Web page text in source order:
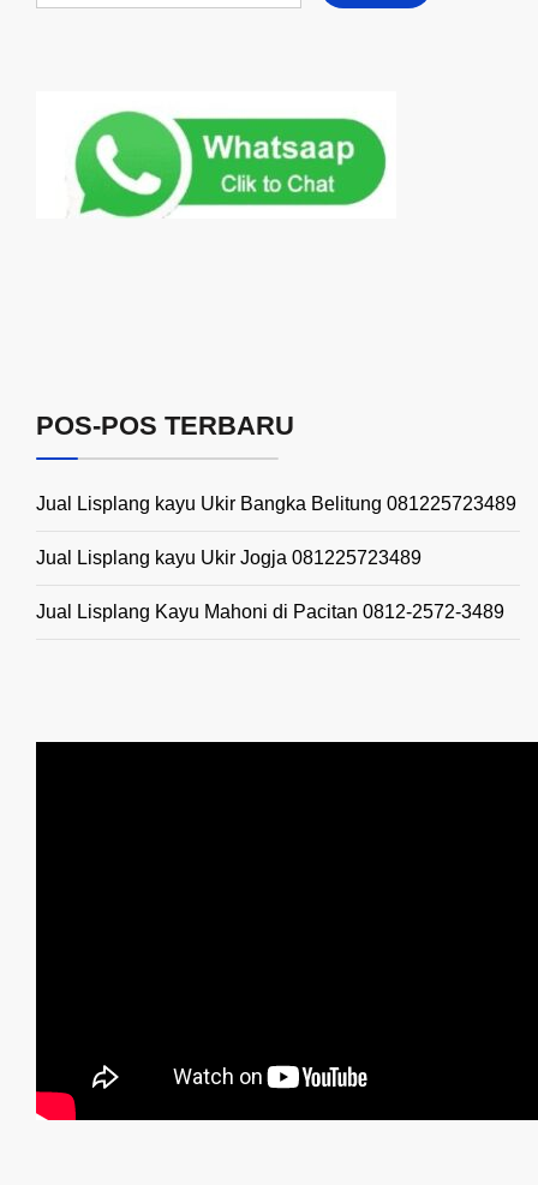
POS-POS TERBARU
Jual Lisplang kayu Ukir Bangka Belitung 081225723489
Jual Lisplang kayu Ukir Jogja 081225723489
Jual Lisplang Kayu Mahoni di Pacitan 0812-2572-3489